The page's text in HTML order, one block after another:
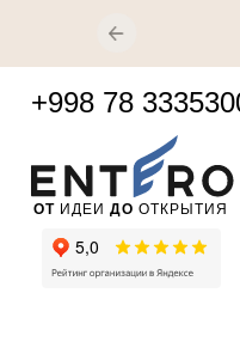
ОТ ИДЕИ ДО ОТКРЫТИЯ
+998 78